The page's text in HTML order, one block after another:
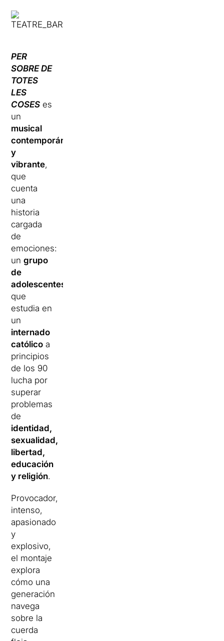
PER
SOBRE DE
TOTES
LES
COSES es
un
musical
contemporáneo
y
vibrante,
que
cuenta
una
historia
cargada
de
emociones:
ungrupo
de
adolescentes
que
estudia en
un
internado
católico a
principios
de los 90
lucha por
superar
problemas
de
identidad,
sexualidad,
libertad,
educación
y religión.
Provocador,
intenso,
apasionado
y
explosivo,
el montaje
explora
cómo una
generación
navega
sobre la
cuerda